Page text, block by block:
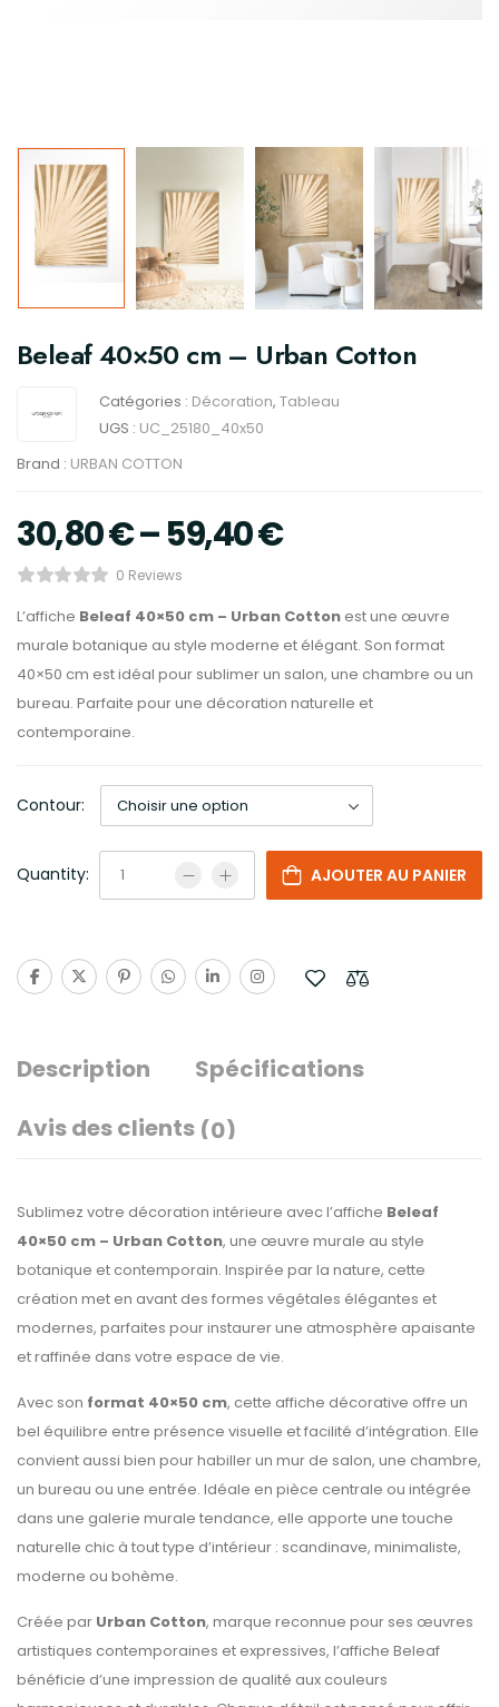
Beleaf 40×50 cm – Urban Cotton
Catégories : Décoration, Tableau
UGS : UC_25180_40x50
Brand : URBAN COTTON
30,80€–59,40€
0 Reviews
L’affiche Beleaf 40×50 cm – Urban Cotton est une œuvre
murale botanique au style moderne et élégant. Son format
40×50 cm est idéal pour sublimer un salon, une chambre ou un
bureau. Parfaite pour une décoration naturelle et
contemporaine.
Contour:
Quantity: AJOUTER AU PANIER
Description
Spécifications
Avis des clients (0)
Sublimez votre décoration intérieure avec l’affiche Beleaf
40×50 cm – Urban Cotton, une œuvre murale au style
botanique et contemporain. Inspirée par la nature, cette
création met en avant des formes végétales élégantes et
modernes, parfaites pour instaurer une atmosphère apaisante
et raffinée dans votre espace de vie.
Avec son format 40×50 cm, cette affiche décorative offre un
bel équilibre entre présence visuelle et facilité d’intégration. Elle
convient aussi bien pour habiller un mur de salon, une chambre,
un bureau ou une entrée. Idéale en pièce centrale ou intégrée
dans une galerie murale tendance, elle apporte une touche
naturelle chic à tout type d’intérieur : scandinave, minimaliste,
moderne ou bohème.
Créée par Urban Cotton, marque reconnue pour ses œuvres
artistiques contemporaines et expressives, l’affiche Beleaf
bénéficie d’une impression de qualité aux couleurs